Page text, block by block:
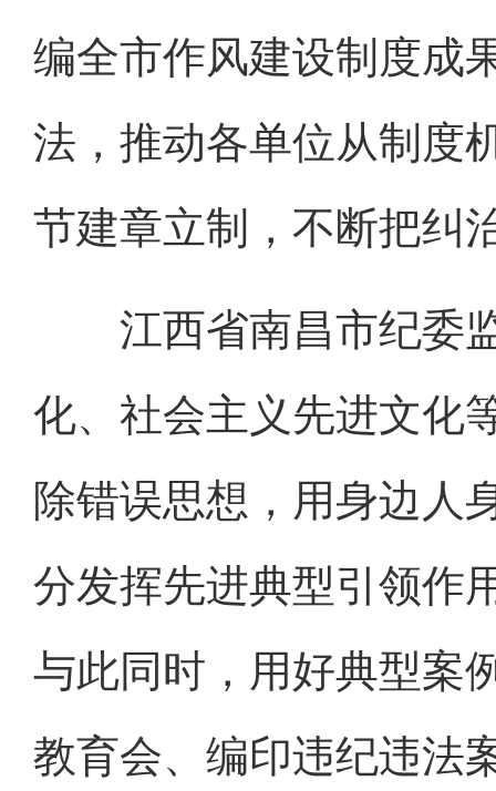
编全市作风建设制度成
法，推动各单位从制度
节建章立制，不断把纠
江西省南昌市纪委监
化、社会主义先进文化
除错误思想，用身边人
分发挥先进典型引领作
与此同时，用好典型案
教育会、编印违纪违法